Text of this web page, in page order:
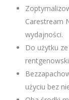
Bezwonny
utrwalacz
Carestream
wydajności.
Do użytku